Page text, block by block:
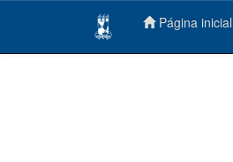
Página inicial